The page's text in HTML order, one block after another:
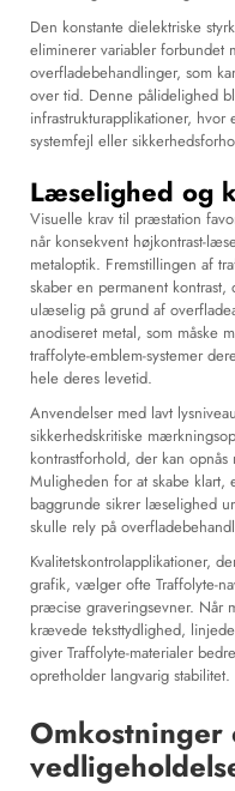
Den konstante dielektriske
eliminerer variabler forbundet
overfladebehandlinger, som
over tid. Denne pålidelighed
infrastrukturapplikationer,
systemfejl eller
Læselighed og
Visuelle krav til præstation
når konsekvent højkontrast-
metaloptik. Fremstillingen af
skaber en permanent
ulæselig på grund af
anodiseret metal, som måske
traffolyte-emblem-systemer
hele deres levetid.
Anvendelser med lavt
sikkerhedskritiske
kontrastforhold, der kan opnås
Muligheden for at skabe klart,
baggrunde sikrer læselighed
skulle rely på
Kvalitetskontrolapplikationer,
grafik, vælger ofte Traffolyte-
præcise graveringsevner. Når
krævede teksttydlighed,
giver Traffolyte-materialer
opretholder langvarig stabilitet.
Omkostninger